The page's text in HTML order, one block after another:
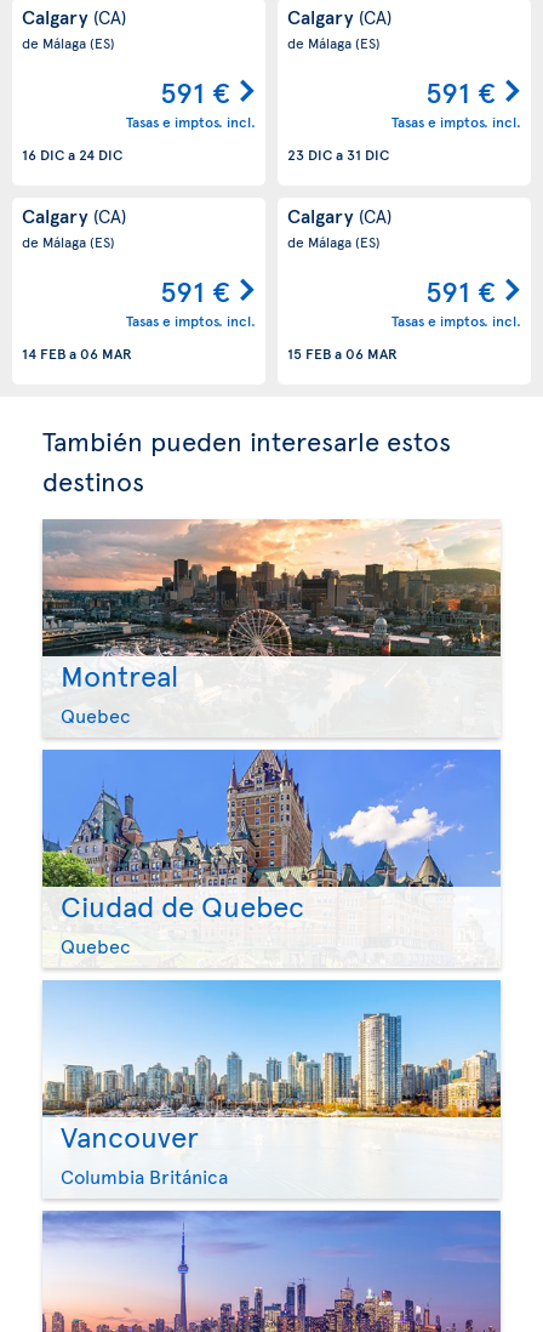
Calgary (CA)
de Málaga(ES)
591 €
Tasas e imptos. incl.
16 DICa24 DIC
Calgary (CA)
de Málaga(ES)
591 €
Tasas e imptos. incl.
23 DICa31 DIC
Calgary (CA)
de Málaga(ES)
591 €
Tasas e imptos. incl.
14 FEBa06 MAR
Calgary (CA)
de Málaga(ES)
591 €
Tasas e imptos. incl.
15 FEBa06 MAR
También pueden interesarle estos
destinos
Montreal
Quebec
Ciudad de Quebec
Quebec
Vancouver
Columbia Británica